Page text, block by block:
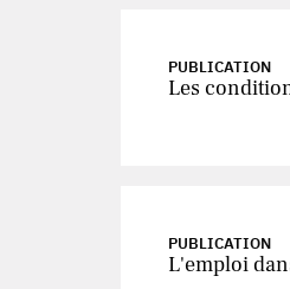
PUBLICATION
Les
PUBLICATION
L'emploi